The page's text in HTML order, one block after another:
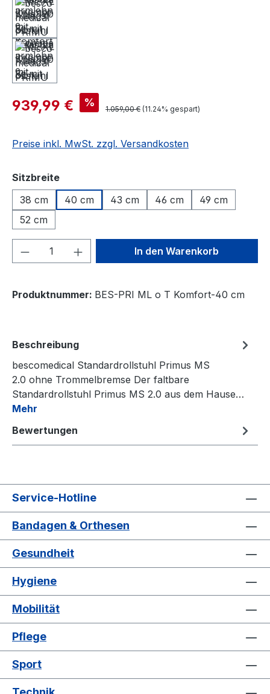
939,99 € %
1.059,00 € (11.24% gespart)
Preise inkl. MwSt. zzgl. Versandkosten
Sitzbreiteauswählen
38 cm
40 cm 43 cm 46 cm
49 cm
52 cm
Produkt Anzahl: Gib denIn den Warenkorb
Produktnummer: BES-PRI ML o T Komfort-40 cm
Beschreibung
bescomedical Standardrollstuhl Primus MS
2.0 ohne Trommelbremse Der faltbare
Standardrollstuhl Primus MS 2.0 aus dem Hause…
Mehr
Bewertungen
Service-Hotline
Bandagen & Orthesen
Gesundheit
Hygiene
Mobilität
Pflege
Sport